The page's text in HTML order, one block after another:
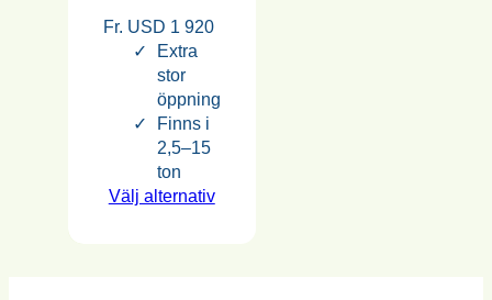
Fr. USD 1 920
Extra
stor
öppning
Finns i
2,5–15
ton
Välj alternativ